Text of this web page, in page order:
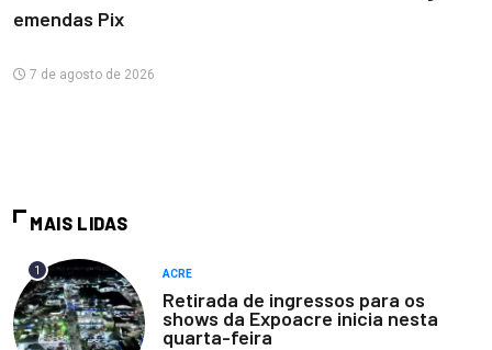
emendas Pix
7 de agosto de 2026
MAIS LIDAS
1 ACRE
Retirada de ingressos para os
shows da Expoacre inicia nesta
quarta-feira